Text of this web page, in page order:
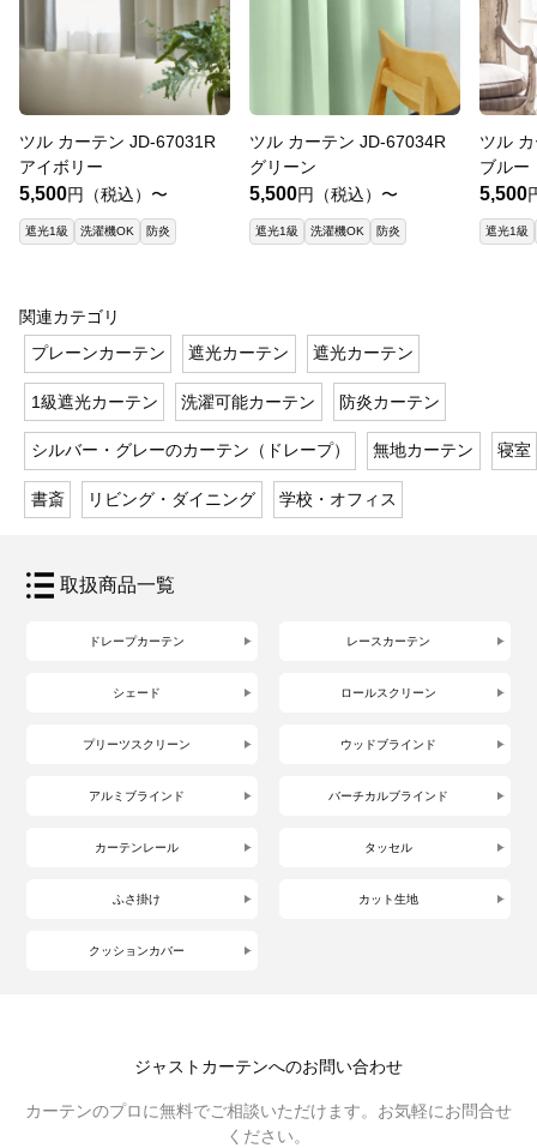
ツル カーテン JD-67031R
アイボリー
5,500円（税込）〜
遮光1級 洗濯機OK 防炎
ツル カーテン JD-67034R
グリーン
5,500円（税込）〜
遮光1級 洗濯機OK 防炎
ツル
ブルー
5,500
遮光1級
関連カテゴリ
プレーンカーテン
遮光カーテン 遮光カーテン
1級遮光カーテン 洗濯可能カーテン 防炎カーテン
シルバー・グレーのカーテン（ドレープ） 無地カーテン 寝室
書斎 リビング・ダイニング 学校・オフィス
取扱商品一覧
ドレープカーテン レースカーテン
シェード ロールスクリーン
プリーツスクリーン ウッドブラインド
アルミブラインド バーチカルブラインド
カーテンレール タッセル
ふさ掛け カット生地
クッションカバー
ジャストカーテンへのお問い合わせ
カーテンのプロに無料でご相談いただけます。お気軽にお問合せ
ください。